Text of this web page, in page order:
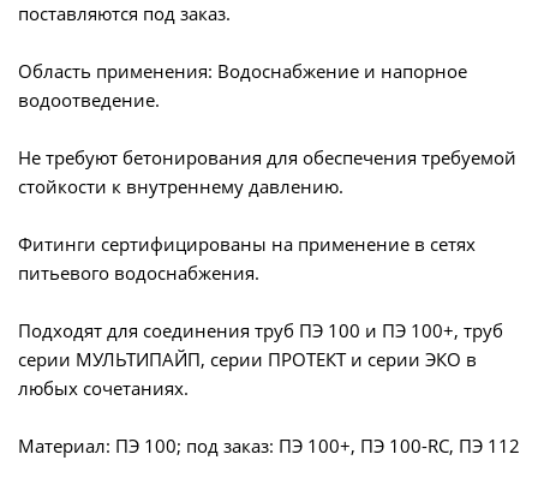
поставляются под заказ.
Область применения: Водоснабжение и напорное
водоотведение.
Не требуют бетонирования для обеспечения требуемой
стойкости к внутреннему давлению.
Фитинги сертифицированы на применение в сетях
питьевого водоснабжения.
Подходят для соединения труб ПЭ 100 и ПЭ 100+, труб
серии МУЛЬТИПАЙП, серии ПРОТЕКТ и серии ЭКО в
любых сочетаниях.
Материал: ПЭ 100; под заказ: ПЭ 100+, ПЭ 100-RC, ПЭ 112